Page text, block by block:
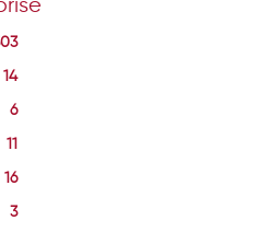
14
6
11
16
3